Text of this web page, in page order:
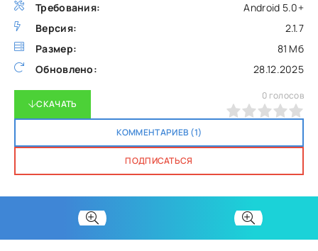
Требования:
Android 5.0+
Версия:
2.1.7
Размер:
81 Мб
Обновлено:
28.12.2025
СКАЧАТЬ
КОММЕНТАРИЕВ (1)
ПОДПИСАТЬСЯ
0 голосов